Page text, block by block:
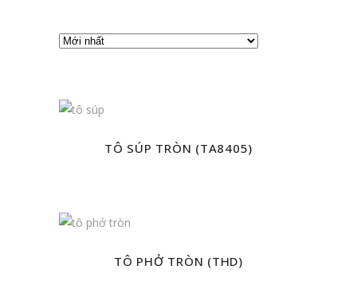
TÔ SÚP TRÒN (TA8405)
TÔ PHỞ TRÒN (THD)